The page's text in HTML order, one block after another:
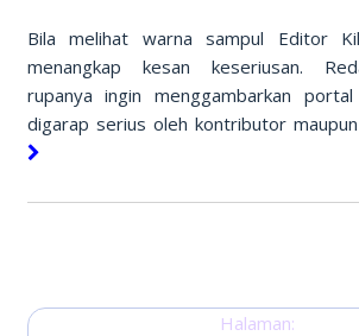
Bila melihat warna sampul Editor
menangkap kesan keseriusan.
rupanya ingin menggambarkan
digarap serius oleh kontributor maupun
Halaman: